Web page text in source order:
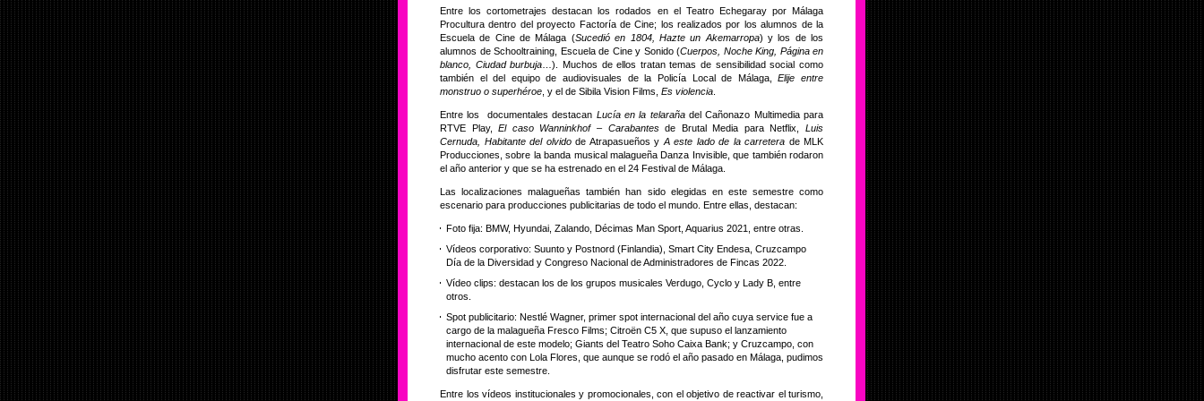
Entre los cortometrajes destacan los rodados en el Teatro Echegaray por Málaga
Procultura dentro del proyecto Factoría de Cine; los realizados por los alumnos de la
Escuela de Cine de Málaga (Sucedió en 1804, Hazte un Akemarropa) y los de los
alumnos de Schooltraining, Escuela de Cine y Sonido (Cuerpos, Noche King, Página en
blanco, Ciudad burbuja …). Muchos de ellos tratan temas de sensibilidad social como
también el del equipo de audiovisuales de la Policía Local de Málaga,Elije entre
monstruo o superhéroe , y el de Sibila Vision Films, Es violencia
Entre los documentales destacan Lucía en la telarañadel Cañonazo Multimedia para
RTVE Play,El caso Wanninkhof – Carabantesde Brutal Media para Netflix,Luis
Cernuda, Habitante del olvidode Atrapasueños y A este lado de la carretera de MLK
Producciones, sobre la banda musical malagueña Danza Invisible, que también rodaron
el año anterior y que se ha estrenado en el 24 Festival de Málaga.
Las localizaciones malagueñas también han sido elegidas en este semestre como
escenario para producciones publicitarias de todo el mundo. Entre ellas, destacan:
Foto fija: BMW, Hyundai, Zalando, Décimas Man Sport, Aquarius 2021, entre otras.
Vídeos corporativo: Suunto y Postnord (Finlandia), Smart City Endesa, Cruzcampo
Día de la Diversidad y Congreso Nacional de Administradores de Fincas 2022.
Vídeo clips: destacan los de los grupos musicales Verdugo, Cyclo y Lady B, entre
otros.
Spot publicitario: Nestlé Wagner, primer spot internacional del año cuya service fue a
cargo de la malagueña Fresco Films; Citroën C5 X, que supuso el lanzamiento
internacional de este modelo; Giants del Teatro Soho Caixa Bank; y Cruzcampo, con
mucho acento con Lola Flores, que aunque se rodó el año pasado en Málaga, pudimos
disfrutar este semestre.
Entre los vídeos institucionales y promocionales, con el objetivo de reactivar el turismo,